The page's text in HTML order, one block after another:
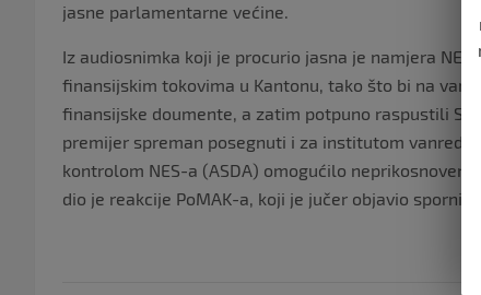
jasne parlamentarne većine.
Iz audiosnimka koji je procurio jasna je namjera
finansijskim tokovima u Kantonu, tako što bi na
finansijske doumente, a zatim potpuno raspustili
premijer spreman posegnuti i za institutom
kontrolom NES-a (ASDA) omogućilo
dio je reakcije PoMAK-a, koji je jučer objavio sporni